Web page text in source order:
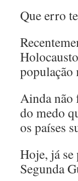
Que erro
população
Ainda não
do medo
os países
Hoje, já se
Segunda